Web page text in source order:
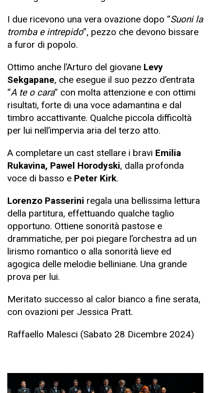
I due ricevono una vera ovazione dopo “Suoni la
tromba e intrepido”, pezzo che devono bissare
a furor di popolo.
Ottimo anche l’Arturo del giovane Levy
Sekgapane, che esegue il suo pezzo d’entrata
“A te o cara” con molta attenzione e con ottimi
risultati, forte di una voce adamantina e dal
timbro accattivante. Qualche piccola difficoltà
per lui nell’impervia aria del terzo atto.
A completare un cast stellare i bravi Emilia
Rukavina, Pawel Horodyski, dalla profonda
voce di basso e Peter Kirk.
Lorenzo Passerini regala una bellissima lettura
della partitura, effettuando qualche taglio
opportuno. Ottiene sonorità pastose e
drammatiche, per poi piegare l’orchestra ad un
lirismo romantico o alla sonorità lieve ed
agogica delle melodie belliniane. Una grande
prova per lui.
Meritato successo al calor bianco a fine serata,
con ovazioni per Jessica Pratt.
Raffaello Malesci (Sabato 28 Dicembre 2024)